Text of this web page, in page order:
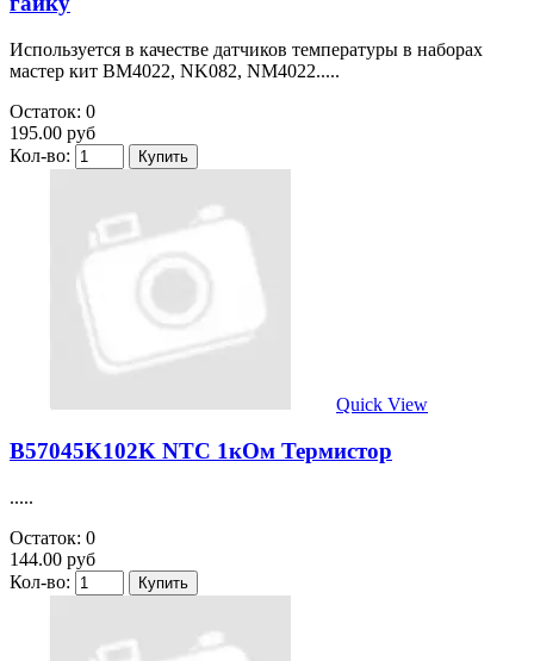
Используется в качестве датчиков температуры в наборах
мастер кит BM4022, NK082, NM4022.....
Остаток: 0
195.00 руб
Кол-во:
Quick View
B57045K102K NTC 1кОм Термистор
.....
Остаток: 0
144.00 руб
Кол-во: